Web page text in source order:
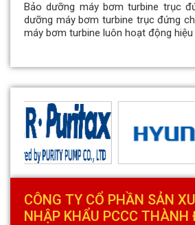
Bảo dưỡng máy bơm turbine trục
dưỡng máy bơm turbine trục đứng
máy bơm turbine luôn hoạt động hiệu
CÔNG TY CỔ PHẦN SẢN
NHẬP KHẨU PCCC THÀNH